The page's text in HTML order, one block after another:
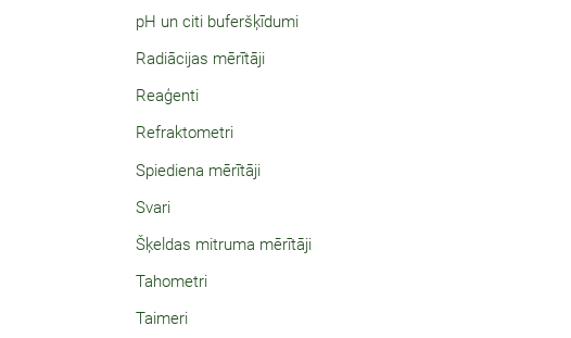
pH un citi buferšķīdumi
Radiācijas mērītāji
Reaģenti
Refraktometri
Spiediena mērītāji
Svari
Šķeldas mitruma mērītāji
Tahometri
Taimeri